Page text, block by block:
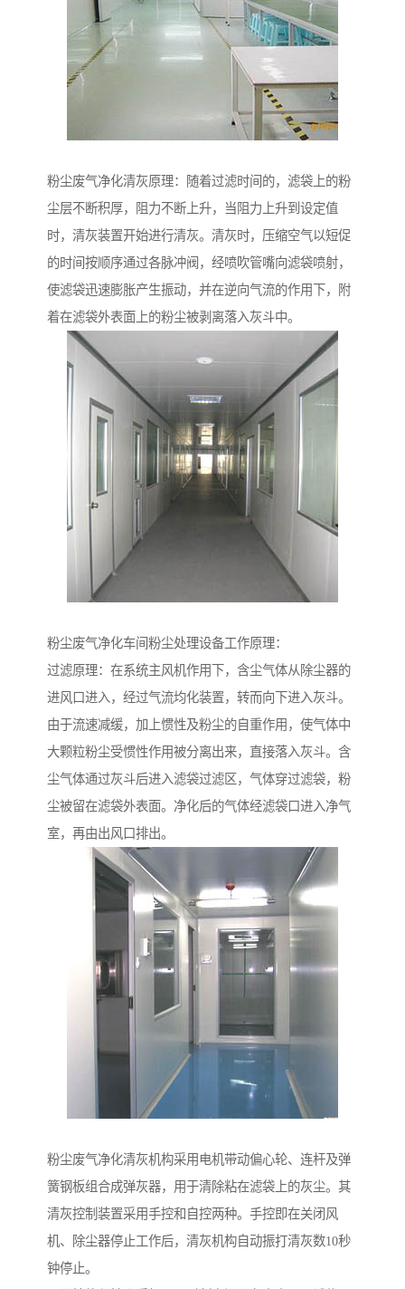
粉尘废气净化清灰原理：随着过滤时间的，滤袋上的粉
尘层不断积厚，阻力不断上升，当阻力上升到设定值
时，清灰装置开始进行清灰。清灰时，压缩空气以短促
的时间按顺序通过各脉冲阀，经喷吹管嘴向滤袋喷射，
使滤袋迅速膨胀产生振动，并在逆向气流的作用下，附
着在滤袋外表面上的粉尘被剥离落入灰斗中。
粉尘废气净化车间粉尘处理设备工作原理：
过滤原理：在系统主风机作用下，含尘气体从除尘器的
进风口进入，经过气流均化装置，转而向下进入灰斗。
由于流速减缓，加上惯性及粉尘的自重作用，使气体中
大颗粒粉尘受惯性作用被分离出来，直接落入灰斗。含
尘气体通过灰斗后进入滤袋过滤区，气体穿过滤袋，粉
尘被留在滤袋外表面。净化后的气体经滤袋口进入净气
室，再由出风口排出。
粉尘废气净化清灰机构采用电机带动偏心轮、连杆及弹
簧钢板组合成弹灰器，用于清除粘在滤袋上的灰尘。其
清灰控制装置采用手控和自控两种。手控即在关闭风
机、除尘器停止工作后，清灰机构自动振打清灰数10秒
钟停止。